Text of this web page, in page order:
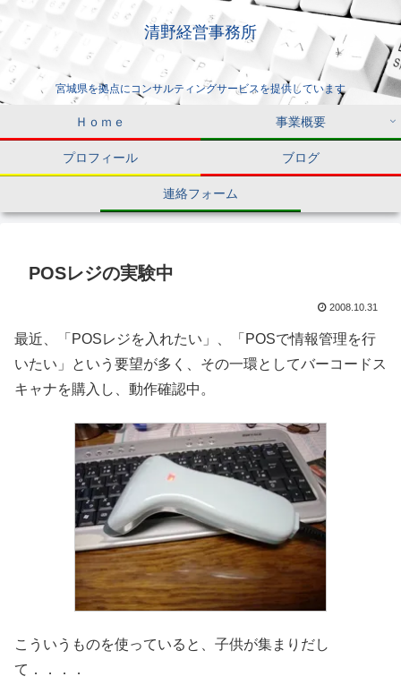
清野経営事務所
宮城県を拠点にコンサルティングサービスを提供しています
Ｈｏｍｅ 事業概要
プロフィール ブログ
連絡フォーム
POSレジの実験中
2008.10.31
最近、「POSレジを入れたい」、「POSで情報管理を行
いたい」という要望が多く、その一環としてバーコードス
キャナを購入し、動作確認中。
こういうものを使っていると、子供が集まりだし
て．．．．